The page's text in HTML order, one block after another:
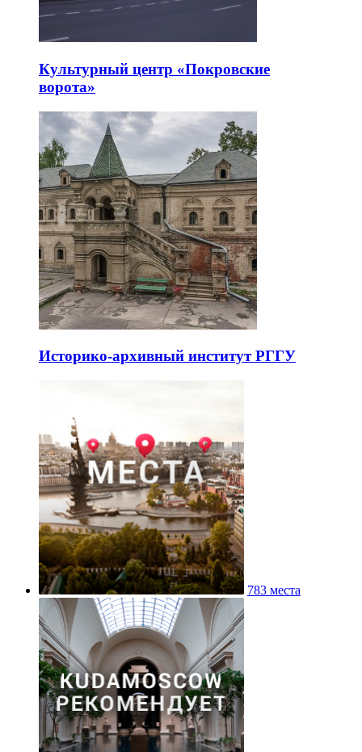
Культурный центр «Покровские
ворота»
Историко-архивный институт РГГУ
783 места